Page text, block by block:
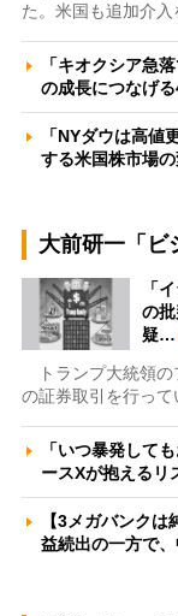
た。米国も追加介
「キオクシア急
の成長につなげ
「NYダウは高
する米国株市場
大前研一「ビ
「
の
疑…
トランプ大統領の
の証券取引を行っ
「いつ暴発して
ースXが抱える
【3メガバンク
益続出の一方で